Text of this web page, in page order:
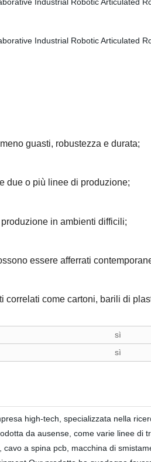
guasti, robustezza e durata;
due o più linee di produzione;
in ambienti difficili;
essere afferrati
come cartoni, barili di
sì
sì
high-tech, specializzata nella
da ausense, come varie linee
a spina pcb, macchina di